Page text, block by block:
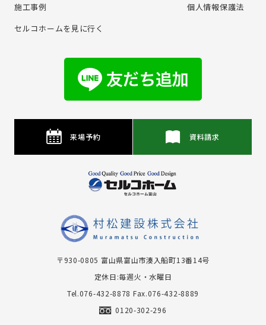
施⼯事例
セルコホームを⾒に⾏く
個⼈情報保護法
来場予約 資料請求
〒930-0805 富⼭県富⼭市湊⼊船町13番14号
定休日:毎週火・水曜日
Tel.076-432-8878 Fax.076-432-8889
0120-302-296